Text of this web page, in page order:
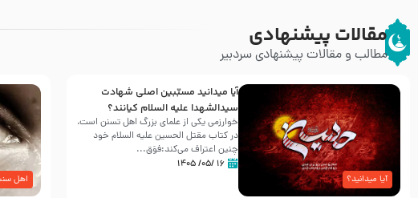
مقالات پیشنهادی
مطالب و مقالات پیشنهادی سردبیر
آیا میدانید؟
آیا میدانید مسبّبین اصلی شهادت
سیدالشهدا علیه ‌السلام کیانند؟
خوارزمی یکی از علمای بزرگ اهل تسنن است،
در کتاب مقتل الحسین علیه ‌السلام خود
چنین اعتراف می‌کند:فوَق...
۱۶ /۰۵/ ۱۴۰۵
اهل